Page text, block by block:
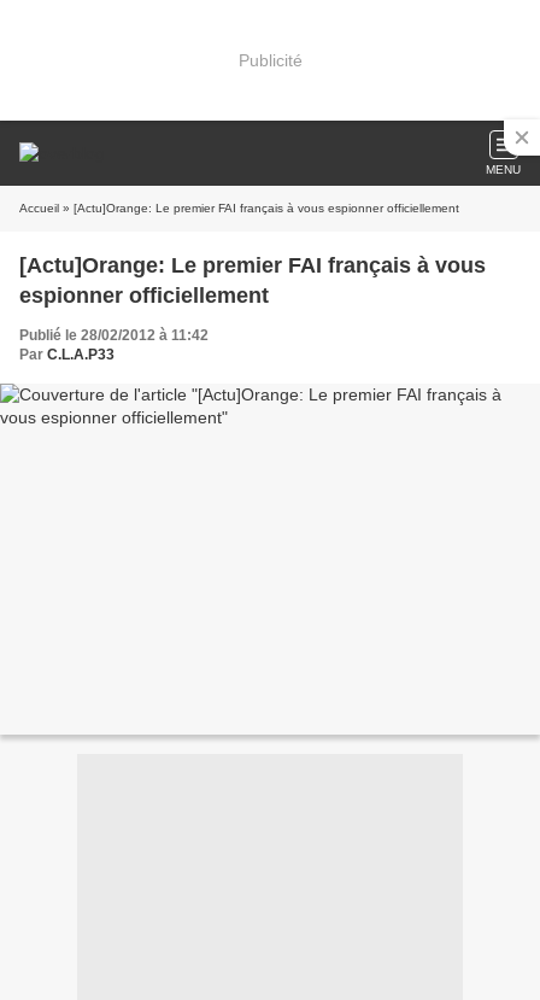
Publicité
MENU
Accueil » [Actu]Orange: Le premier FAI français à vous espionner officiellement
[Actu]Orange: Le premier FAI français à vous
espionner officiellement
Publié le 28/02/2012 à 11:42
Par C.L.A.P33